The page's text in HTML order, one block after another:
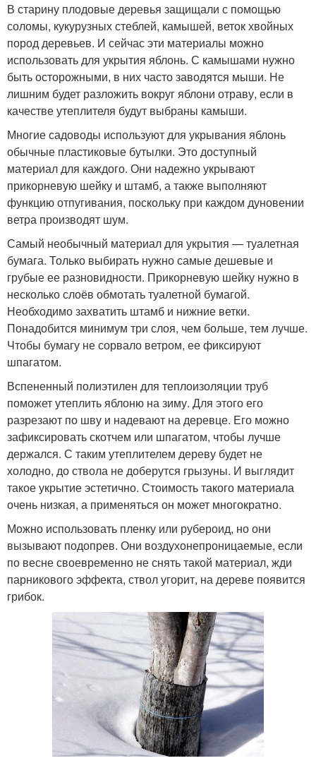
В старину плодовые деревья защищали с помощью
соломы, кукурузных стеблей, камышей, веток хвойных
пород деревьев. И сейчас эти материалы можно
использовать для укрытия яблонь. С камышами нужно
быть осторожными, в них часто заводятся мыши. Не
лишним будет разложить вокруг яблони отраву, если в
качестве утеплителя будут выбраны камыши.
Многие садоводы используют для укрывания яблонь
обычные пластиковые бутылки. Это доступный
материал для каждого. Они надежно укрывают
прикорневую шейку и штамб, а также выполняют
функцию отпугивания, поскольку при каждом дуновении
ветра производят шум.
Самый необычный материал для укрытия — туалетная
бумага. Только выбирать нужно самые дешевые и
грубые ее разновидности. Прикорневую шейку нужно в
несколько слоёв обмотать туалетной бумагой.
Необходимо захватить штамб и нижние ветки.
Понадобится минимум три слоя, чем больше, тем лучше.
Чтобы бумагу не сорвало ветром, ее фиксируют
шпагатом.
Вспененный полиэтилен для теплоизоляции труб
поможет утеплить яблоню на зиму. Для этого его
разрезают по шву и надевают на деревце. Его можно
зафиксировать скотчем или шпагатом, чтобы лучше
держался. С таким утеплителем дереву будет не
холодно, до ствола не доберутся грызуны. И выглядит
такое укрытие эстетично. Стоимость такого материала
очень низкая, а применяться он может многократно.
Можно использовать пленку или рубероид, но они
вызывают подопрев. Они воздухонепроницаемые, если
по весне своевременно не снять такой материал, жди
парникового эффекта, ствол угорит, на дереве появится
грибок.